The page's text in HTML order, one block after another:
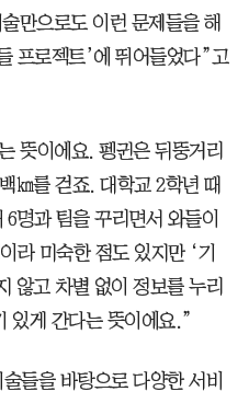
만으로도 이런 문제들을 해
프로젝트’에 뛰어들었다”고
뜻이에요. 펭귄은 뒤뚱거리
㎞를 걷죠. 대학교 2학년 때
명과 팀을 꾸리면서 와들이
라 미숙한 점도 있지만 ‘기
않고 차별 없이 정보를 누리
있게 간다는 뜻이에요.”
들을 바탕으로 다양한 서비